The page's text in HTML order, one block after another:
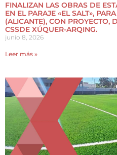
FINALIZAN LAS OBRAS DE
EN EL PARAJE «EL SALT»,
(ALICANTE), CON PROYECTO,
CSSDE XÚQUER-ARQING.
junio 8, 2026
Leer más »